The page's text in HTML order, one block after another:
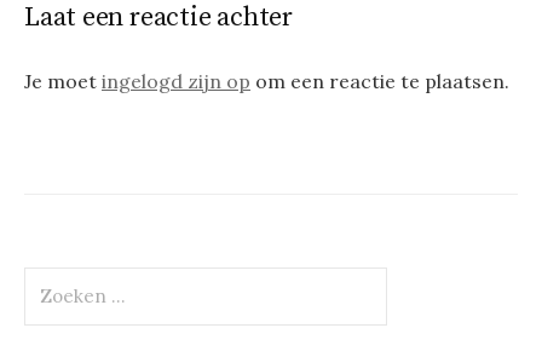
Laat een reactie achter
Je moet ingelogd zijn op om een reactie te plaatsen.
naar: